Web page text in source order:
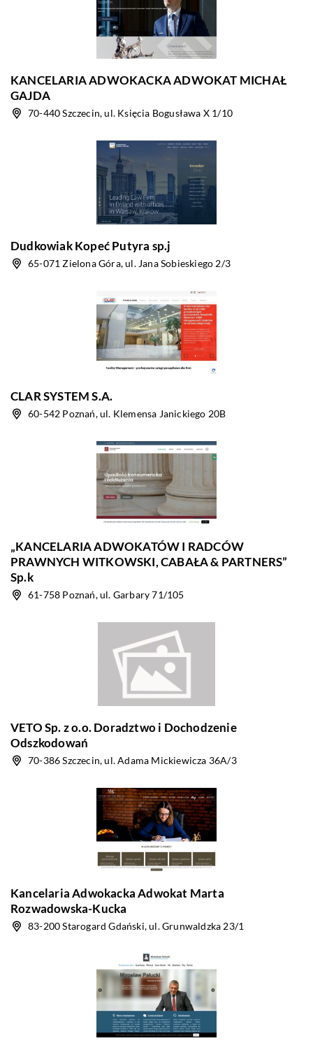
KANCELARIA ADWOKACKA ADWOKAT MICHAŁ
GAJDA
70-440 Szczecin, ul. Księcia Bogusława X 1/10
Dudkowiak Kopeć Putyra sp.j
65-071 Zielona Góra, ul. Jana Sobieskiego 2/3
CLAR SYSTEM S.A.
60-542 Poznań, ul. Klemensa Janickiego 20B
„KANCELARIA ADWOKATÓW I RADCÓW
PRAWNYCH WITKOWSKI, CABAŁA & PARTNERS”
Sp.k
61-758 Poznań, ul. Garbary 71/105
VETO Sp. z o.o. Doradztwo i Dochodzenie
Odszkodowań
70-386 Szczecin, ul. Adama Mickiewicza 36A/3
Kancelaria Adwokacka Adwokat Marta
Rozwadowska-Kucka
83-200 Starogard Gdański, ul. Grunwaldzka 23/1